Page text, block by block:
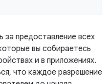
за предоставление всех
вы собираетесь
и в приложениях.
что каждое разрешение